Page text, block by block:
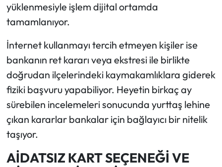
yüklenmesiyle işlem dijital ortamda
tamamlanıyor.
İnternet kullanmayı tercih etmeyen kişiler ise
bankanın ret kararı veya ekstresi ile birlikte
doğrudan ilçelerindeki kaymakamlıklara giderek
fiziki başvuru yapabiliyor. Heyetin birkaç ay
sürebilen incelemeleri sonucunda yurttaş lehine
çıkan kararlar bankalar için bağlayıcı bir nitelik
taşıyor.
AİDATSIZ KART SEÇENEĞİ VE